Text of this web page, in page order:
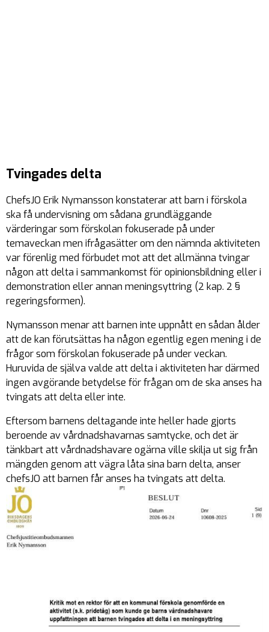
Tvingades delta
ChefsJO Erik Nymansson konstaterar att barn i förskola
ska få undervisning om sådana grundläggande
värderingar som förskolan fokuserade på under
temaveckan men ifrågasätter om den nämnda aktiviteten
var förenlig med förbudet mot att det allmänna tvingar
någon att delta i sammankomst för opinionsbildning eller i
demonstration eller annan meningsyttring (2 kap. 2 §
regeringsformen).
Nymansson menar att barnen inte uppnått en sådan ålder
att de kan förutsättas ha någon egentlig egen mening i de
frågor som förskolan fokuserade på under veckan.
Huruvida de själva valde att delta i aktiviteten har därmed
ingen avgörande betydelse för frågan om de ska anses ha
tvingats att delta eller inte.
Eftersom barnens deltagande inte heller hade gjorts
beroende av vårdnadshavarnas samtycke, och det är
tänkbart att vårdnadshavare ogärna ville skilja ut sig från
mängden genom att vägra låta sina barn delta, anser
chefsJO att barnen får anses ha tvingats att delta.